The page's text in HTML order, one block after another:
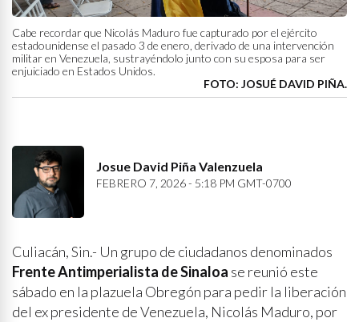
Cabe recordar que Nicolás Maduro fue capturado por el ejército
estadounidense el pasado 3 de enero, derivado de una intervención
militar en Venezuela, sustrayéndolo junto con su esposa para ser
enjuiciado en Estados Unidos.
FOTO: JOSUÉ DAVID PIÑA.
Josue David Piña Valenzuela
FEBRERO 7, 2026 - 5:18 PM GMT-0700
Culiacán, Sin.- Un grupo de ciudadanos denominados
Frente Antimperialista de Sinaloa se reunió este
sábado en la plazuela Obregón para pedir la liberación
del ex presidente de Venezuela, Nicolás Maduro, por